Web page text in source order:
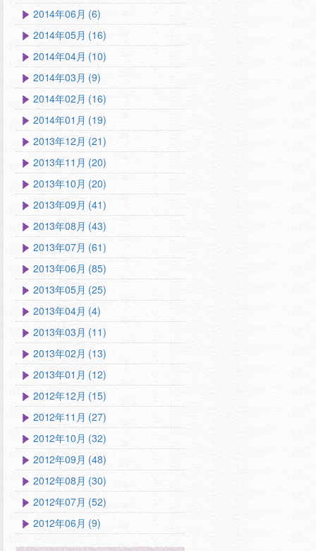
2014年06月 (6)
2014年05月 (16)
2014年04月 (10)
2014年03月 (9)
2014年02月 (16)
2014年01月 (19)
2013年12月 (21)
2013年11月 (20)
2013年10月 (20)
2013年09月 (41)
2013年08月 (43)
2013年07月 (61)
2013年06月 (85)
2013年05月 (25)
2013年04月 (4)
2013年03月 (11)
2013年02月 (13)
2013年01月 (12)
2012年12月 (15)
2012年11月 (27)
2012年10月 (32)
2012年09月 (48)
2012年08月 (30)
2012年07月 (52)
2012年06月 (9)